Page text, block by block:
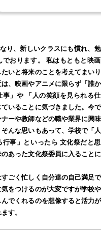
り、新しいクラスにも慣れ、
でおります。 私はもともと映
いと将来のことを考えてまい
、映画やアニメに限らず「誰
事」や 「人の笑顔を見られる仕
いることに気づきました。今
ーや教師などの職や業界に興
んな思いもあって、学校で「
行事」といったら 文化祭だと思
のあった文化祭委員に入ること
ごく忙しく自分達の自己満足
気をつけるのが大変ですが学校
でくれるのを想像すると活力
す。